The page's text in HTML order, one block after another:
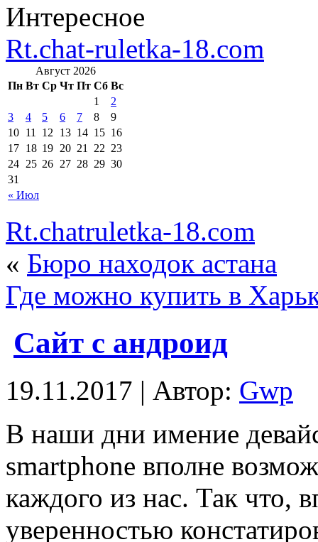
Интересное
Rt.chat-ruletka-18.com
Август 2026
Пн Вт Ср Чт Пт Сб Вс
« Июл
1
2
3
4 5 6 7 8
9
10 11 12 13 14 15 16
17 18 19 20 21 22 23
24 25 26 27 28 29 30
31
Rt.chatruletka-18.com
« Бюро находок астана
Где можно купить в
Cайт с андроид
19.11.2017 | Автор: Gwp
В нaши дни имeниe
smartphone вполне
каждого из нас. Так что,
уверенностью